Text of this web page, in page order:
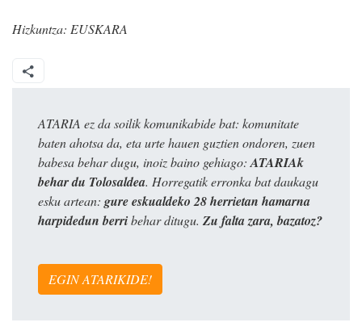
Hizkuntza: EUSKARA
ATARIA ez da soilik komunikabide bat: komunitate
baten ahotsa da, eta urte hauen guztien ondoren, zuen
babesa behar dugu, inoiz baino gehiago: ATARIAk
behar du Tolosaldea. Horregatik erronka bat daukagu
esku artean: gure eskualdeko 28 herrietan hamarna
harpidedun berribehar ditugu. Zu falta zara, bazatoz?
EGIN ATARIKIDE!